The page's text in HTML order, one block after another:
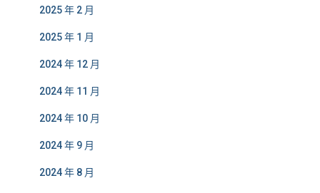
2025 年 2 月
2025 年 1 月
2024 年 12 月
2024 年 11 月
2024 年 10 月
2024 年 9 月
2024 年 8 月